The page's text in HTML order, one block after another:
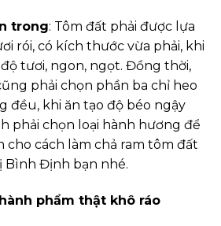
trong: Tôm đất phải được lựa
rói, có kích thước vừa phải, khi
tươi, ngon, ngọt. Đồng thời,
phải chọn phần ba chỉ heo
đều, khi ăn tạo độ béo ngậy
phải chọn loại hành hương để
cách làm chả ram tôm đất
Bình Định bạn nhé.
phẩm thật khô ráo